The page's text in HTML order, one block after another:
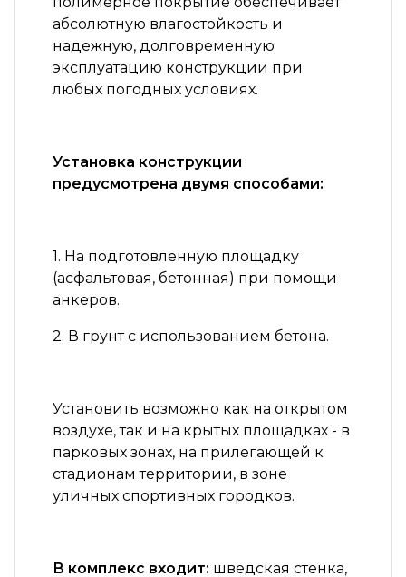
абсолютную влагостойкость и
надежную, долговременную
эксплуатацию конструкции при
любых погодных условиях.
Установка конструкции
предусмотрена двумя способами:
1. На подготовленную площадку
(асфальтовая, бетонная) при помощи
анкеров.
2. В грунт с использованием бетона.
Установить возможно как на открытом
воздухе, так и на крытых площадках - в
парковых зонах, на прилегающей к
стадионам территории, в зоне
уличных спортивных городков.
В комплекс входит: шведская стенка,